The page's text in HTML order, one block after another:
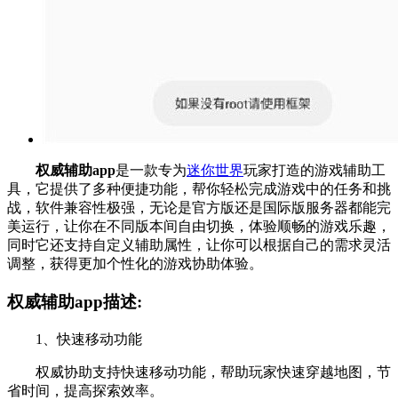
权威辅助app是一款专为迷你世界玩家打造的游戏辅助工
具，它提供了多种便捷功能，帮你轻松完成游戏中的任务和挑
战，软件兼容性极强，无论是官方版还是国际版服务器都能完
美运行，让你在不同版本间自由切换，体验顺畅的游戏乐趣，
同时它还支持自定义辅助属性，让你可以根据自己的需求灵活
调整，获得更加个性化的游戏协助体验。
权威辅助app描述:
1、快速移动功能
权威协助支持快速移动功能，帮助玩家快速穿越地图，节
省时间，提高探索效率。